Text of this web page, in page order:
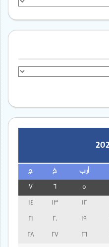
أرب خ ج
13
14
19
20
21
26
27
28